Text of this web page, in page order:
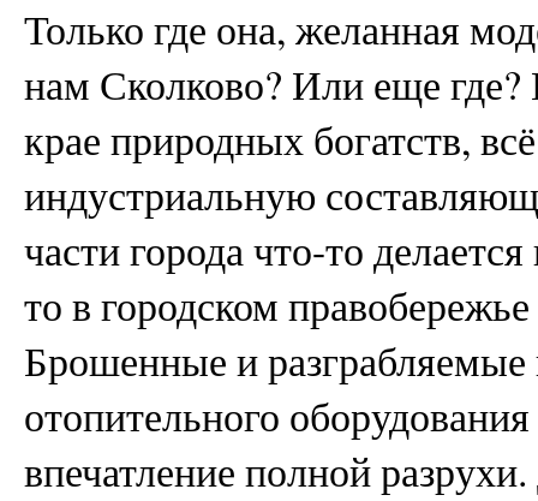
Только где она, желанная
нам Сколково? Или еще где?
крае природных богатств,
индустриальную
части города что-то
то в городском
Брошенные и разграбляемые
отопительного
впечатление полной